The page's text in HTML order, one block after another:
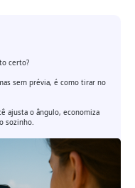
certo?
sem prévia, é como tirar no
ajusta o ângulo, economiza
sozinho.